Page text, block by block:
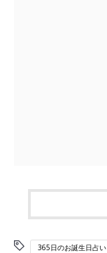
365日のお誕生日占い